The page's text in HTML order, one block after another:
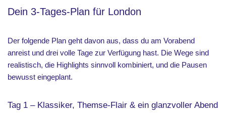
Dein 3-Tages-Plan für London
Der folgende Plan geht davon aus, dass du am Vorabend
anreist und drei volle Tage zur Verfügung hast. Die Wege sind
realistisch, die Highlights sinnvoll kombiniert, und die Pausen
bewusst eingeplant.
Tag 1 – Klassiker, Themse-Flair & ein glanzvoller Abend